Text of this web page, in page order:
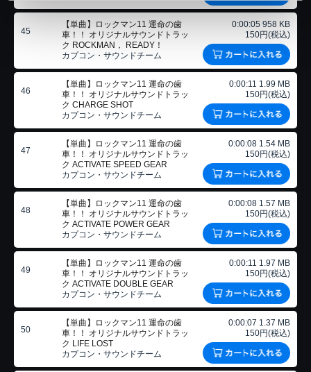
45
【単曲】ロックマン11 運命の歯
車！！ オリジナルサウンドトラッ
ク ROCKMAN， READY！
カプコン・サウンドチーム
0:00:05 958 KB
150円(税込)
46
【単曲】ロックマン11 運命の歯
車！！ オリジナルサウンドトラッ
ク CHARGE SHOT
カプコン・サウンドチーム
0:00:11 1.99 MB
150円(税込)
47
【単曲】ロックマン11 運命の歯
車！！ オリジナルサウンドトラッ
ク ACTIVATE SPEED GEAR
カプコン・サウンドチーム
0:00:08 1.54 MB
150円(税込)
48
【単曲】ロックマン11 運命の歯
車！！ オリジナルサウンドトラッ
ク ACTIVATE POWER GEAR
カプコン・サウンドチーム
0:00:08 1.57 MB
150円(税込)
49
【単曲】ロックマン11 運命の歯
車！！ オリジナルサウンドトラッ
ク ACTIVATE DOUBLE GEAR
カプコン・サウンドチーム
0:00:11 1.97 MB
150円(税込)
50
【単曲】ロックマン11 運命の歯
車！！ オリジナルサウンドトラッ
ク LIFE LOST
カプコン・サウンドチーム
0:00:07 1.37 MB
150円(税込)